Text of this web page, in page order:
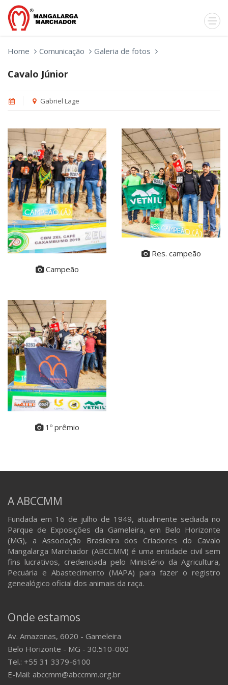
Home Comunicação Galeria de fotos
Cavalo Júnior
Gabriel Lage
Campeão
Res. campeão
1º prêmio
A ABCCMM
Fundada em 16 de julho de 1949, atualmente sediada no
Parque de Exposições da Gameleira, em Belo Horizonte
(MG), a Associação Brasileira dos Criadores do Cavalo
Mangalarga Marchador (ABCCMM) é uma entidade civil sem
fins lucrativos, credenciada pelo Ministério da Agricultura,
Pecuária e Abastecimento (MAPA) para fazer o registro
genealógico oficial dos animais da raça.
Onde estamos
Av. Amazonas, 6020 - Gameleira
Belo Horizonte - MG - 30.510-000
Tel.: +55 31 3379-6100
E-Mail: abccmm@abccmm.org.br